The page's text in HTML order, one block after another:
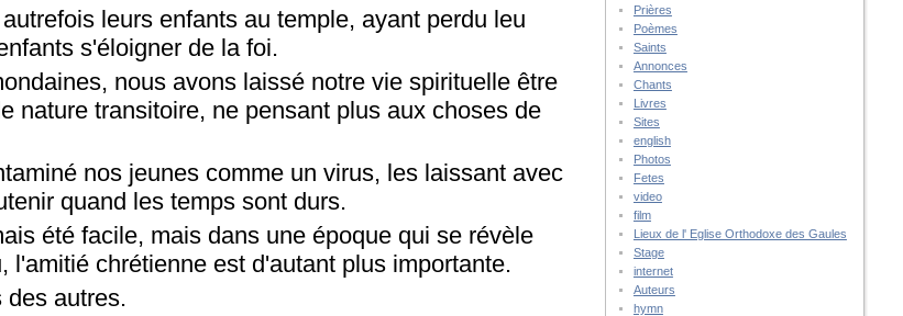
leurs enfants au temple, ayant perdu leu
s'éloigner de la foi.
nous avons laissé notre vie spirituelle être
nature transitoire, ne pensant plus aux choses de
nos jeunes comme un virus, les laissant avec
quand les temps sont durs.
été facile, mais dans une époque qui se révèle
l'amitié chrétienne est d'autant plus importante.
des autres.
Prières
Poèmes
Saints
Annonces
Chants
Livres
Sites
english
Photos
Fetes
video
film
Lieux de l' Eglise Orthodoxe des Gaules
Stage
internet
Auteurs
hymn